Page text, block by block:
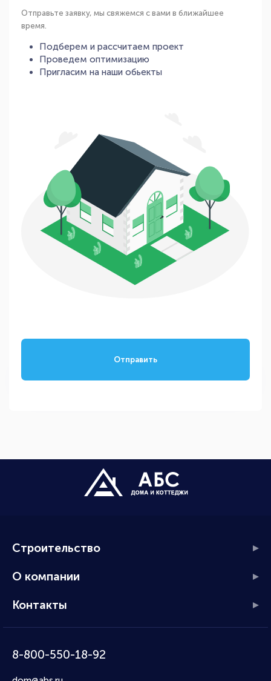
Отправьте заявку, мы свяжемся с вами в ближайшее
время.
Подберем и рассчитаем проект
Проведем оптимизацию
Пригласим на наши обьекты
Отправить
Строительство
О компании
Контакты
8-800-550-18-92